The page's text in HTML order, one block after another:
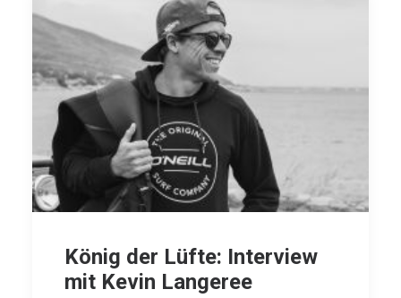
König der Lüfte: Interview
mit Kevin Langeree